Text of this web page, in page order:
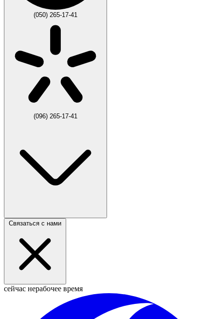
(050) 265-17-41
(096) 265-17-41
Связаться с нами
сейчас нерабочее время